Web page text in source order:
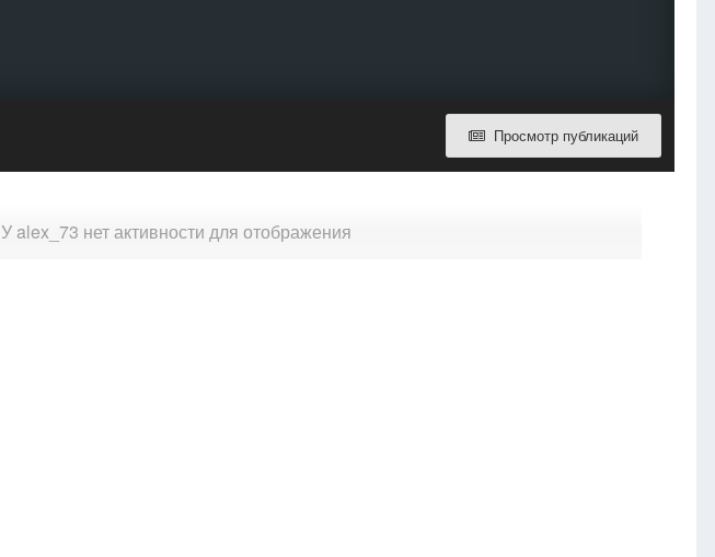
Просмотр публикаций
У alex_73 нет активности для отображения